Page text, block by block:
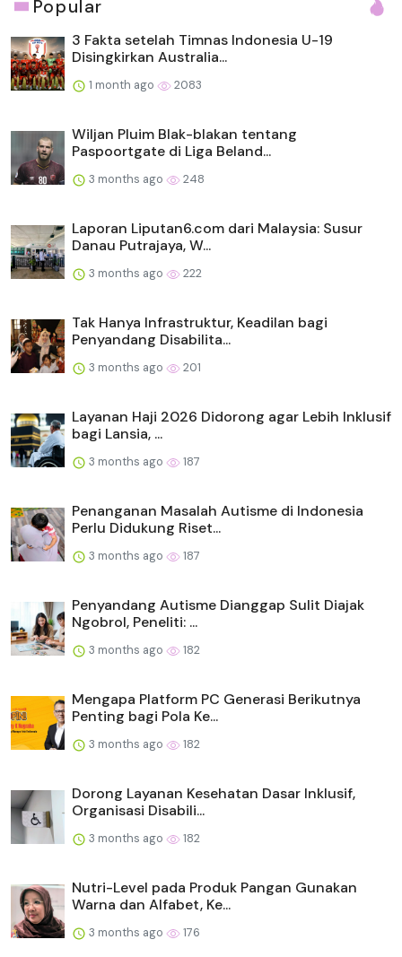
Popular
3 Fakta setelah Timnas Indonesia U-19
Disingkirkan Australia...
1 month ago 2083
Wiljan Pluim Blak-blakan tentang
Paspoortgate di Liga Beland...
3 months ago 248
Laporan Liputan6.com dari Malaysia: Susur
Danau Putrajaya, W...
3 months ago 222
Tak Hanya Infrastruktur, Keadilan bagi
Penyandang Disabilita...
3 months ago 201
Layanan Haji 2026 Didorong agar Lebih Inklusif
bagi Lansia, ...
3 months ago 187
Penanganan Masalah Autisme di Indonesia
Perlu Didukung Riset...
3 months ago 187
Penyandang Autisme Dianggap Sulit Diajak
Ngobrol, Peneliti: ...
3 months ago 182
Mengapa Platform PC Generasi Berikutnya
Penting bagi Pola Ke...
3 months ago 182
Dorong Layanan Kesehatan Dasar Inklusif,
Organisasi Disabili...
3 months ago 182
Nutri-Level pada Produk Pangan Gunakan
Warna dan Alfabet, Ke...
3 months ago 176